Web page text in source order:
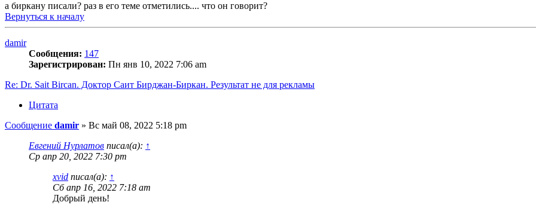
а биркану писали? раз в его теме отметились.... что он говорит?
Вернуться к началу
damir
Сообщения: 147
Зарегистрирован: Пн янв 10, 2022 7:06 am
Re: Dr. Sait Bircan. Доктор Саит Бирджан-Биркан. Результат не для рекламы
Цитата
Сообщение damir » Вс май 08, 2022 5:18 pm
Евгений Нурлатов писал(а): ↑
Ср апр 20, 2022 7:30 pm
xvid писал(а): ↑
Сб апр 16, 2022 7:18 am
Добрый день!